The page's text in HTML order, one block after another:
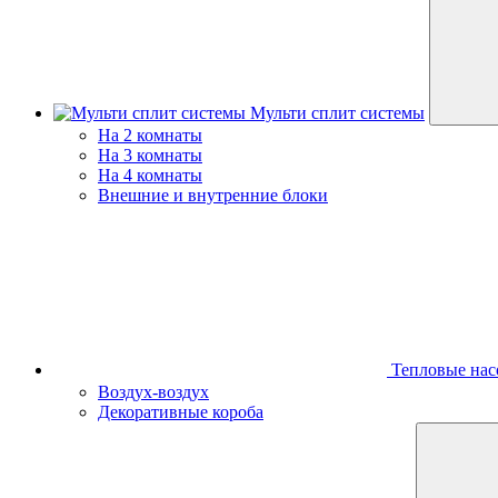
Мульти сплит системы
На 2 комнаты
На 3 комнаты
На 4 комнаты
Внешние и внутренние блоки
Тепловые
Воздух-воздух
Декоративные короба